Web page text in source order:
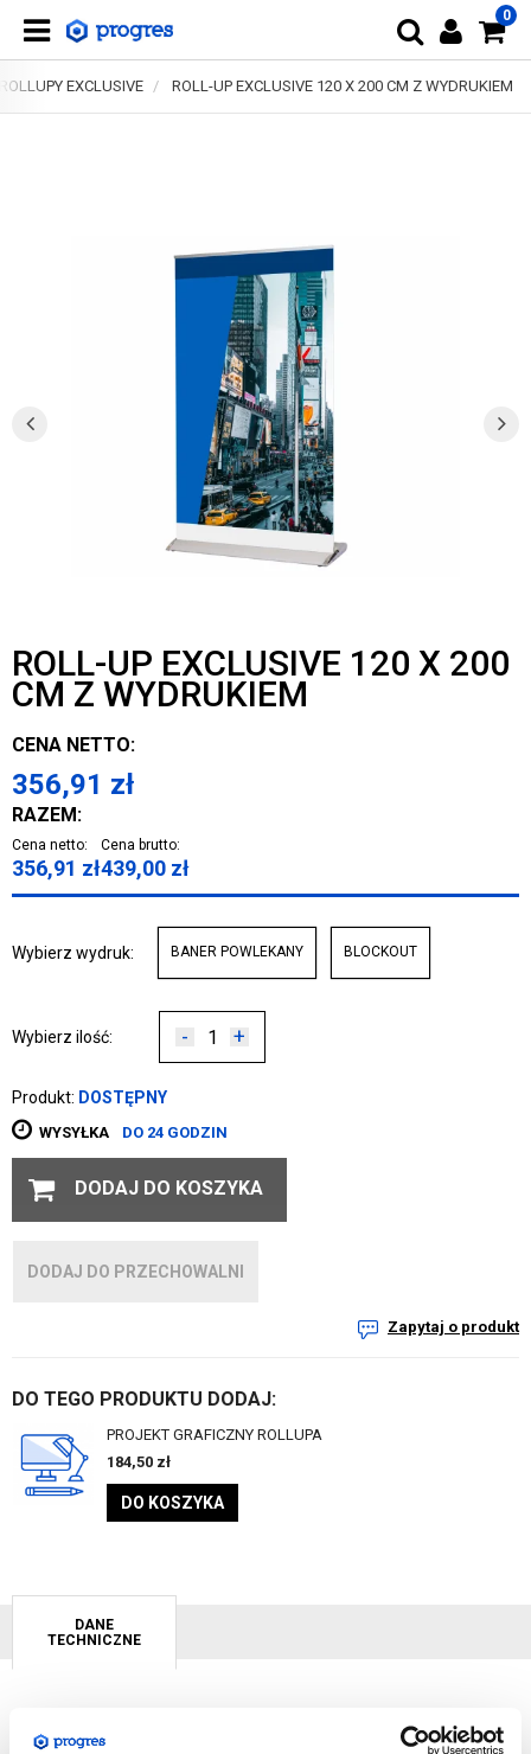
0
ROLLUPY EXCLUSIVE ROLL-UP EXCLUSIVE 120 X 200 CM Z WYDRUKIEM
ROLL-UP EXCLUSIVE 120 X 200
CM Z WYDRUKIEM
CENA NETTO:
356,91 zł
RAZEM:
Cena netto:
356,91 zł
Cena brutto:
439,00 zł
Wybierz wydruk: BANER POWLEKANY BLOCKOUT
Wybierz ilość: - +
Produkt: DOSTĘPNY
WYSYŁKA DO 24 GODZIN
DODAJ DO KOSZYKA
DODAJ DO PRZECHOWALNI
Zapytaj o produkt
DO TEGO PRODUKTU DODAJ:
PROJEKT GRAFICZNY ROLLUPA
184,50 zł
DO KOSZYKA
DANE
TECHNICZNE
Roll-Up Exclusive
posiada bardzo elegancką i stylową